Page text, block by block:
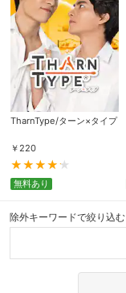
TharnType/ターン×タイプ
￥ 220
無料あり
除外キーワードで絞り込む